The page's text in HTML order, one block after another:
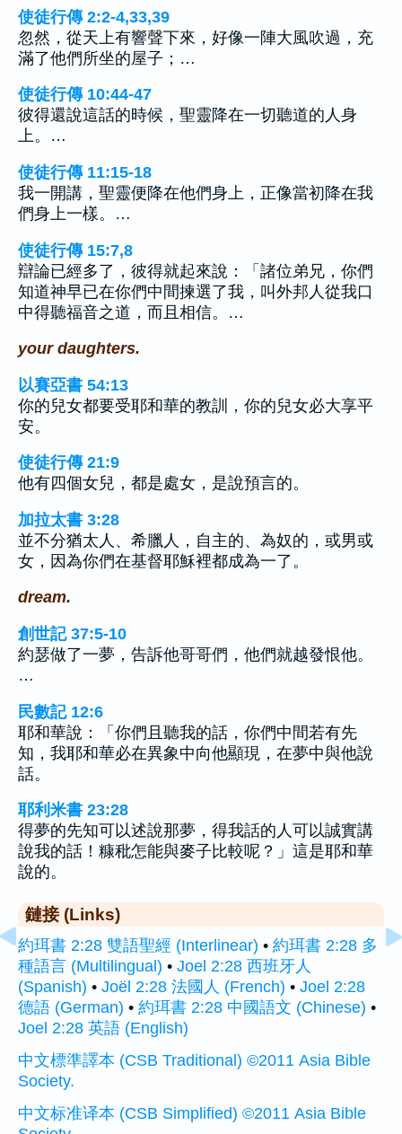
使徒行傳 2:2-4,33,39
忽然，從天上有響聲下來，好像一陣大風吹過，充
滿了他們所坐的屋子；…
使徒行傳 10:44-47
彼得還說這話的時候，聖靈降在一切聽道的人身
上。…
使徒行傳 11:15-18
我一開講，聖靈便降在他們身上，正像當初降在我
們身上一樣。…
使徒行傳 15:7,8
辯論已經多了，彼得就起來說：「諸位弟兄，你們
知道神早已在你們中間揀選了我，叫外邦人從我口
中得聽福音之道，而且相信。…
your daughters.
以賽亞書 54:13
你的兒女都要受耶和華的教訓，你的兒女必大享平
安。
使徒行傳 21:9
他有四個女兒，都是處女，是說預言的。
加拉太書 3:28
並不分猶太人、希臘人，自主的、為奴的，或男或
女，因為你們在基督耶穌裡都成為一了。
dream.
創世記 37:5-10
約瑟做了一夢，告訴他哥哥們，他們就越發恨他。
…
民數記 12:6
耶和華說：「你們且聽我的話，你們中間若有先
知，我耶和華必在異象中向他顯現，在夢中與他說
話。
耶利米書 23:28
得夢的先知可以述說那夢，得我話的人可以誠實講
說我的話！糠秕怎能與麥子比較呢？」這是耶和華
說的。
鏈接 (Links)
約珥書 2:28 雙語聖經 (Interlinear) • 約珥書 2:28 多
種語言 (Multilingual) • Joel 2:28 西班牙人
(Spanish) • Joël 2:28 法國人 (French) • Joel 2:28
德語 (German) • 約珥書 2:28 中國語文 (Chinese) •
Joel 2:28 英語 (English)
中文標準譯本 (CSB Traditional) ©2011 Asia Bible
Society.
中文标准译本 (CSB Simplified) ©2011 Asia Bible